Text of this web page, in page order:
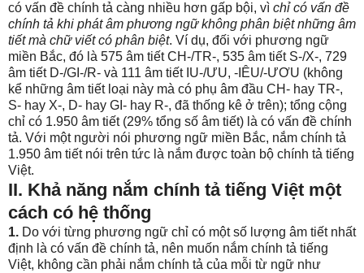
có vấn đề chính tả càng nhiều hơn gấp bội, vì chỉ có vấn đề
chính tả khi phát âm phương ngữ không phân biệt những âm
tiết mà chữ viết có phân biệt. Ví dụ, đối với phương ngữ
miền Bắc, đó là 575 âm tiết CH-/TR-, 535 âm tiết S-/X-, 729
âm tiết D-/GI-/R- và 111 âm tiết IU-/ƯU, -IÊU/-ƯƠU (không
kể những âm tiết loại này mà có phụ âm đầu CH- hay TR-,
S- hay X-, D- hay GI- hay R-, đã thống kê ở trên); tổng cộng
chỉ có 1.950 âm tiết (29% tổng số âm tiết) là có vấn đề chính
tả. Với một người nói phương ngữ miền Bắc, nắm chính tả
1.950 âm tiết nói trên tức là nắm được toàn bộ chính tả tiếng
Việt.
II. Khả năng nắm chính tả tiếng Việt một
cách có hệ thống
1. Do với từng phương ngữ chỉ có một số lượng âm tiết nhất
định là có vấn đề chính tả, nên muốn nắm chính tả tiếng
Việt, không cần phải nắm chính tả của mỗi từ ngữ như